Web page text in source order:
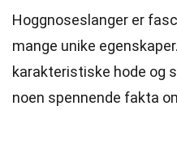
Hoggnoseslanger er
mange unike
karakteristiske hode og
noen spennende fakta